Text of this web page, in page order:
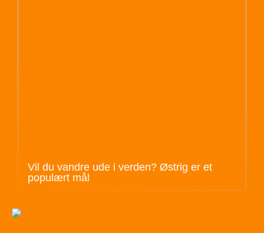
Vil du vandre ude i verden? Østrig er et
populært mål